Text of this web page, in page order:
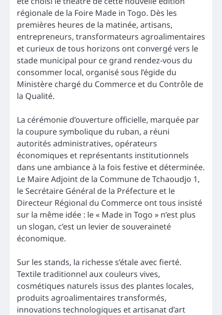
régionale de la Foire Made in Togo. Dès les
premières heures de la matinée, artisans,
entrepreneurs, transformateurs agroalimentaires
et curieux de tous horizons ont convergé vers le
stade municipal pour ce grand rendez-vous du
consommer local, organisé sous l’égide du
Ministère chargé du Commerce et du Contrôle de
la Qualité.
La cérémonie d’ouverture officielle, marquée par
la coupure symbolique du ruban, a réuni
autorités administratives, opérateurs
économiques et représentants institutionnels
dans une ambiance à la fois festive et déterminée.
Le Maire Adjoint de la Commune de Tchaoudjo 1,
le Secrétaire Général de la Préfecture et le
Directeur Régional du Commerce ont tous insisté
sur la même idée : le « Made in Togo » n’est plus
un slogan, c’est un levier de souveraineté
économique.
Sur les stands, la richesse s’étale avec fierté.
Textile traditionnel aux couleurs vives,
cosmétiques naturels issus des plantes locales,
produits agroalimentaires transformés,
innovations technologiques et artisanat d’art